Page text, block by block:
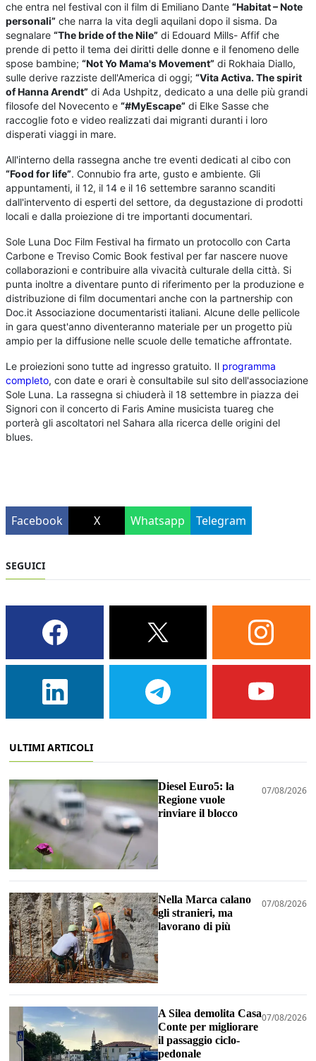
che entra nel festival con il film di Emiliano Dante“Habitat – Note
personali” che narra la vita degli aquilani dopo il sisma. Da
segnalare“The bride of the Nile” di Edouard Mills- Affif che
prende di petto il tema dei diritti delle donne e il fenomeno delle
spose bambine;“Not Yo Mama's Movement” di Rokhaia Diallo,
sulle derive razziste dell'America di oggi;“Vita Activa. The spirit
of Hanna Arendt” di Ada Ushpitz, dedicato a una delle più grandi
filosofe del Novecento e“#MyEscape” di Elke Sasse che
raccoglie foto e video realizzati dai migranti duranti i loro
disperati viaggi in mare.
All'interno della rassegna anche tre eventi dedicati al cibo con
“Food for life”. Connubio fra arte, gusto e ambiente. Gli
appuntamenti, il 12, il 14 e il 16 settembre saranno scanditi
dall'intervento di esperti del settore, da degustazione di prodotti
locali e dalla proiezione di tre importanti documentari.
Sole Luna Doc Film Festival ha firmato un protocollo con Carta
Carbone e Treviso Comic Book festival per far nascere nuove
collaborazioni e contribuire alla vivacità culturale della città. Si
punta inoltre a diventare punto di riferimento per la produzione e
distribuzione di film documentari anche con la partnership con
Doc.it Associazione documentaristi italiani. Alcune delle pellicole
in gara quest'anno diventeranno materiale per un progetto più
ampio per la diffusione nelle scuole delle tematiche affrontate.
Le proiezioni sono tutte ad ingresso gratuito. Il programma
completo, con date e orari è consultabile sul sito dell'associazione
Sole Luna. La rassegna si chiuderà il 18 settembre in piazza dei
Signori con il concerto di Faris Amine musicista tuareg che
porterà gli ascoltatori nel Sahara alla ricerca delle origini del
blues.
Facebook X Whatsapp Telegram
SEGUICI
ULTIMI ARTICOLI
Diesel Euro5: la
Regione vuole
rinviare il blocco
07/08/2026
Nella Marca calano
gli stranieri, ma
lavorano di più
07/08/2026
A Silea demolita Casa
Conte per migliorare
il passaggio ciclo-
pedonale
07/08/2026